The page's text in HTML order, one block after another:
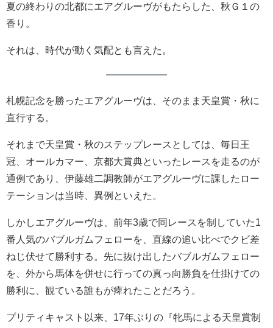
夏の終わりの北都にエアグルーヴがもたらした、秋Ｇ１の
香り。
それは、時代が動く気配とも言えた。
札幌記念を勝ったエアグルーヴは、そのまま天皇賞・秋に
直行する。
それまで天皇賞・秋のステップレースとしては、毎日王
冠、オールカマー、京都大賞典といったレースを走るのが
通例であり、伊藤雄二調教師がエアグルーヴに課したロー
テーションは当時、異例といえた。
しかしエアグルーヴは、前年3歳で同レースを制していた1
番人気のバブルガムフェローを、直線の追い比べでクビ差
ねじ伏せて勝利する。先に抜け出したバブルガムフェロー
を、外から馬体を併せに行っての真っ向勝負を仕掛けての
勝利に、観ている誰もが痺れたことだろう。
プリティキャスト以来、17年ぶりの『牝馬による天皇賞制